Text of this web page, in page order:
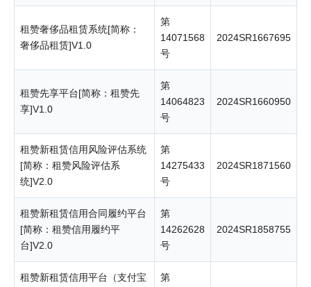
租赞奢侈品租赁系统[简称：
奢侈品租赁]V1.0
第
14071568
号
2024SR1667695
租赞先享平台[简称：租赞先
享]V1.0
第
14064823
号
2024SR1660950
租赞新租赁信用风险评估系统
[简称：租赞风险评估系
统]V2.0
第
14275433
号
2024SR1871560
租赞新租赁信用合同履约平台
[简称：租赞信用履约平
台]V2.0
第
14262628
号
2024SR1858755
租赞新租赁信用平台（支付宝
第